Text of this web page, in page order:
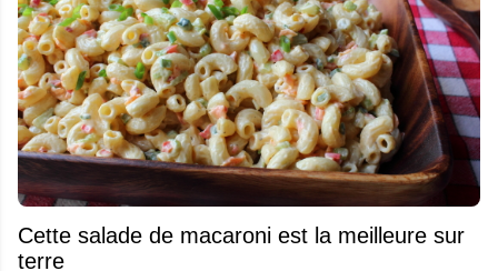
Cette salade de macaroni est la meilleure sur
terre